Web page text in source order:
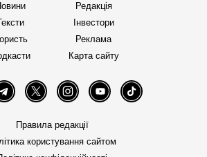
Редакція
Інвестори
Реклама
Карта сайту
TelegramTwitter InstagramYouTube TikTok
Правила редакції
користування сайтом